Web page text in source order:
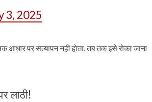
3, 2025
पर सत्यापन नहीं होता, तब तक इसे रोका जाना
लाठी!